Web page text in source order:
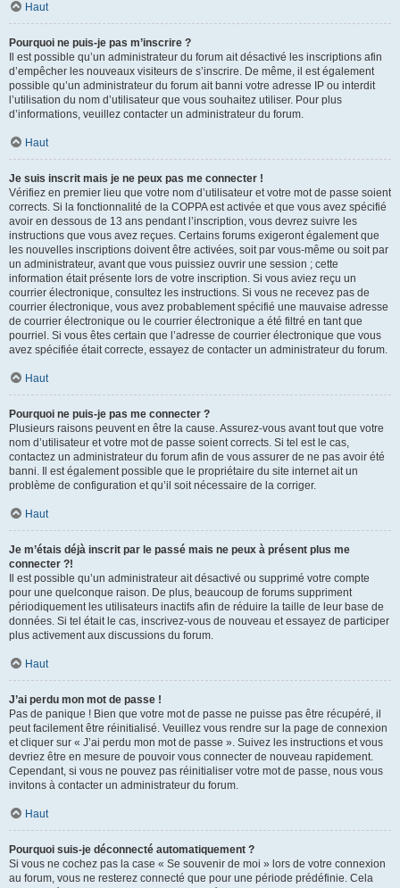
Haut
Pourquoi ne puis-je pas m’inscrire ?
Il est possible qu’un administrateur du forum ait désactivé les inscriptions afin
d’empêcher les nouveaux visiteurs de s’inscrire. De même, il est également
possible qu’un administrateur du forum ait banni votre adresse IP ou interdit
l’utilisation du nom d’utilisateur que vous souhaitez utiliser. Pour plus
d’informations, veuillez contacter un administrateur du forum.
Haut
Je suis inscrit mais je ne peux pas me connecter !
Vérifiez en premier lieu que votre nom d’utilisateur et votre mot de passe soient
corrects. Si la fonctionnalité de la COPPA est activée et que vous avez spécifié
avoir en dessous de 13 ans pendant l’inscription, vous devrez suivre les
instructions que vous avez reçues. Certains forums exigeront également que
les nouvelles inscriptions doivent être activées, soit par vous-même ou soit par
un administrateur, avant que vous puissiez ouvrir une session ; cette
information était présente lors de votre inscription. Si vous aviez reçu un
courrier électronique, consultez les instructions. Si vous ne recevez pas de
courrier électronique, vous avez probablement spécifié une mauvaise adresse
de courrier électronique ou le courrier électronique a été filtré en tant que
pourriel. Si vous êtes certain que l’adresse de courrier électronique que vous
avez spécifiée était correcte, essayez de contacter un administrateur du forum.
Haut
Pourquoi ne puis-je pas me connecter ?
Plusieurs raisons peuvent en être la cause. Assurez-vous avant tout que votre
nom d’utilisateur et votre mot de passe soient corrects. Si tel est le cas,
contactez un administrateur du forum afin de vous assurer de ne pas avoir été
banni. Il est également possible que le propriétaire du site internet ait un
problème de configuration et qu’il soit nécessaire de la corriger.
Haut
Je m’étais déjà inscrit par le passé mais ne peux à présent plus me
connecter ?!
Il est possible qu’un administrateur ait désactivé ou supprimé votre compte
pour une quelconque raison. De plus, beaucoup de forums suppriment
périodiquement les utilisateurs inactifs afin de réduire la taille de leur base de
données. Si tel était le cas, inscrivez-vous de nouveau et essayez de participer
plus activement aux discussions du forum.
Haut
J’ai perdu mon mot de passe !
Pas de panique ! Bien que votre mot de passe ne puisse pas être récupéré, il
peut facilement être réinitialisé. Veuillez vous rendre sur la page de connexion
et cliquer sur « J’ai perdu mon mot de passe ». Suivez les instructions et vous
devriez être en mesure de pouvoir vous connecter de nouveau rapidement.
Cependant, si vous ne pouvez pas réinitialiser votre mot de passe, nous vous
invitons à contacter un administrateur du forum.
Haut
Pourquoi suis-je déconnecté automatiquement ?
Si vous ne cochez pas la case « Se souvenir de moi » lors de votre connexion
au forum, vous ne resterez connecté que pour une période prédéfinie. Cela